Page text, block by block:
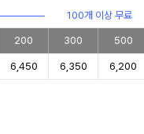
100개 이상 무료
200 300 500
6,450 6,350 6,200